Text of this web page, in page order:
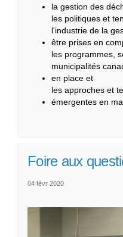
la gestion des
les politiques et
l'industrie de la
être prises en
les programmes,
municipalités
en place et
les approches et
émergentes en
Foire aux
04 févr 2020